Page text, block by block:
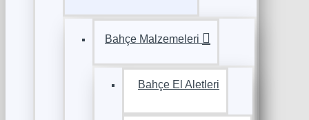
Bahçe Malzemeleri
Bahçe El Aletleri